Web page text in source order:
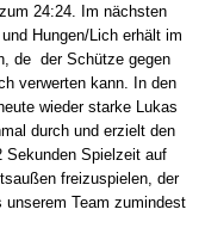
24:24. Im nächsten
Hungen/Lich erhält im
de der Schütze gegen
verwerten kann. In den
wieder starke Lukas
durch und erzielt den
Sekunden Spielzeit auf
freizuspielen, der
Team zumindest